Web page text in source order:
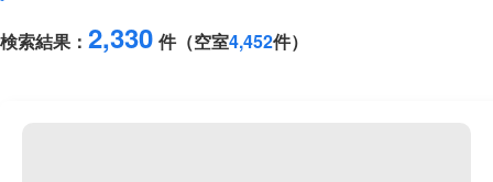
検索結果： 2,330 件（空室4,452件）